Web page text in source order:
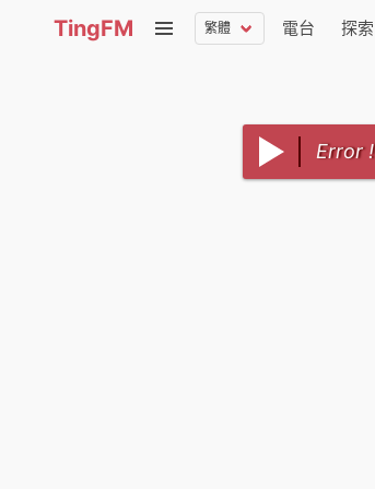
TingFM 電台 探索
Error !